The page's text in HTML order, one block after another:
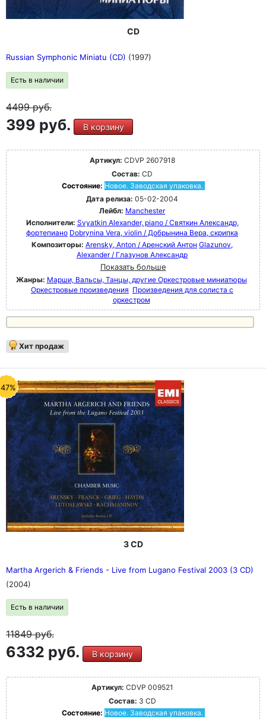
CD
Russian Symphonic Miniatu (CD) (1997)
Есть в наличии
4499руб.
399 руб. В корзину
Артикул: CDVP 2607918
Состав: CD
Состояние: Новое. Заводская упаковка.
Дата релиза: 05-02-2004
Лейбл: Manchester
Исполнители: Svyatkin Alexander, piano / Святкин Александр,
фортепиано Dobrynina Vera, violin / Добрынина Вера, скрипка
Композиторы: Arensky, Anton / Аренский Антон Glazunov,
Alexander / Глазунов Александр
Показать больше
Жанры: Марши, Вальсы, Танцы, другие Оркестровые миниатюры
Оркестровые произведения Произведения для солиста с
оркестром
Хит продаж
3 CD
Martha Argerich & Friends - Live from Lugano Festival 2003 (3 CD)
(2004)
Есть в наличии
11849руб.
6332 руб. В корзину
Артикул: CDVP 009521
Состав: 3 CD
Состояние: Новое. Заводская упаковка.